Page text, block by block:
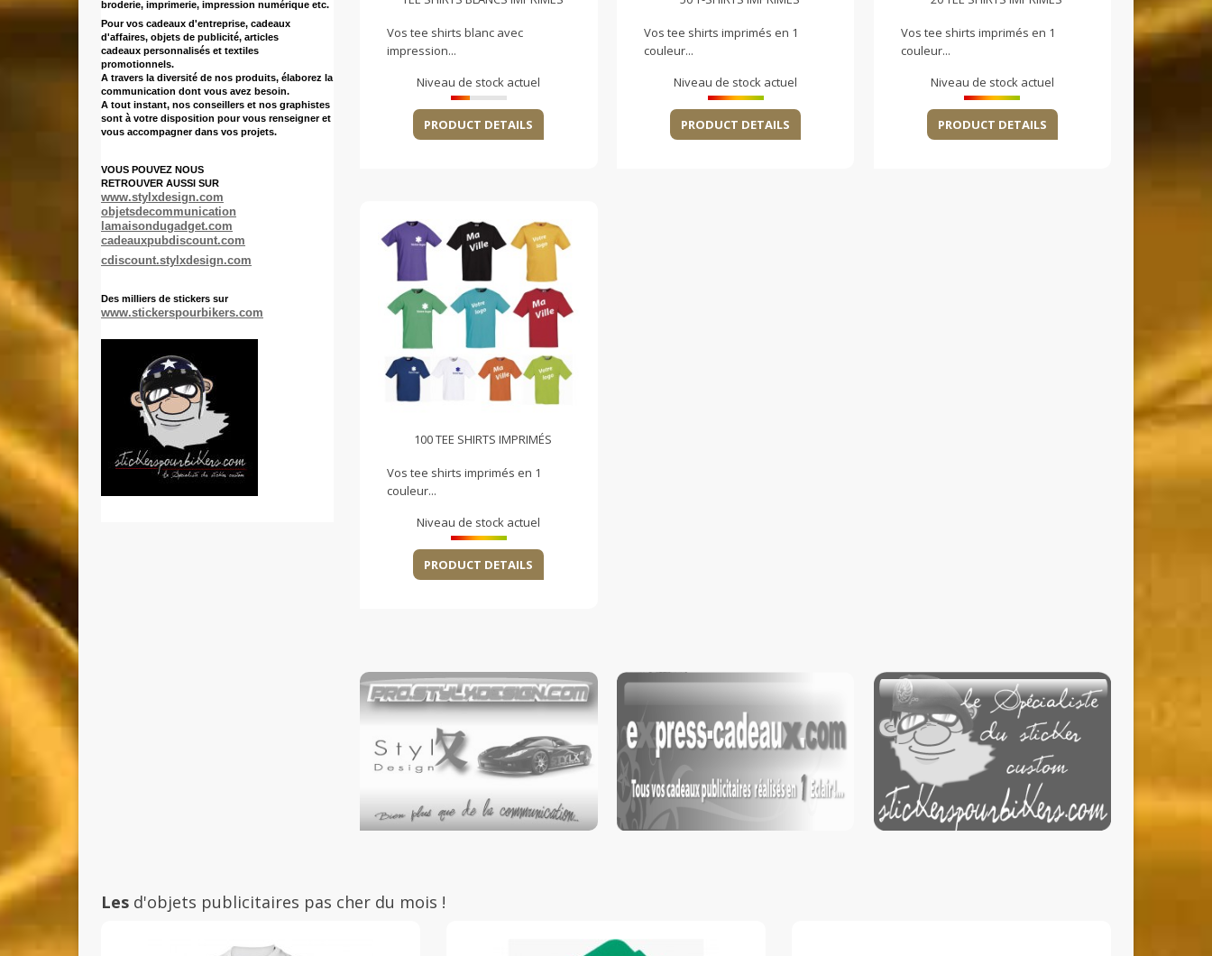
broderie, imprimerie, impression numérique etc.
Pour vos cadeaux d'entreprise, cadeaux
d'affaires, objets de publicité, articles
cadeaux personnalisés et textiles
promotionnels.
A travers la diversité de nos produits, élaborez la
communication dont vous avez besoin.
A tout instant, nos conseillers et nos graphistes
sont à votre disposition pour vous renseigner et
vous accompagner dans vos projets.
VOUS POUVEZ NOUS
RETROUVER AUSSI SUR
www.stylxdesign.com
objetsdecommunication
lamaisondugadget.com
cadeauxpubdiscount.com
cdiscount.stylxdesign.com
Des milliers de stickers sur
www.stickerspourbikers.com
Vos tee shirts blanc avec
impression...
Niveau de stock actuel
PRODUCT DETAILS
Vos tee shirts imprimés en 1
couleur...
Niveau de stock actuel
PRODUCT DETAILS
Vos tee shirts imprimés en 1
couleur...
Niveau de stock actuel
PRODUCT DETAILS
100 TEE SHIRTS IMPRIMÉS
Vos tee shirts imprimés en 1
couleur...
Niveau de stock actuel
PRODUCT DETAILS
Les d'objets publicitaires pas cher du mois !